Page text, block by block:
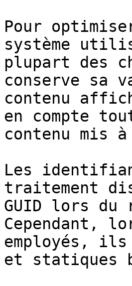
Pour
système
plupart des
conserve sa
contenu
en compte
contenu mis
Les
traitement
GUID lors du
Cependant,
employés, ils
et statiques